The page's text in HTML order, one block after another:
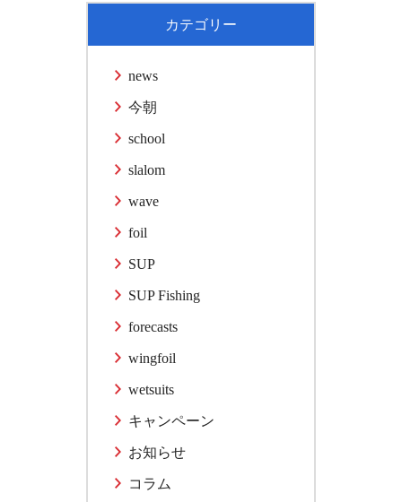
カテゴリー
news
今朝
school
slalom
wave
foil
SUP
SUP Fishing
forecasts
wingfoil
wetsuits
キャンペーン
お知らせ
コラム